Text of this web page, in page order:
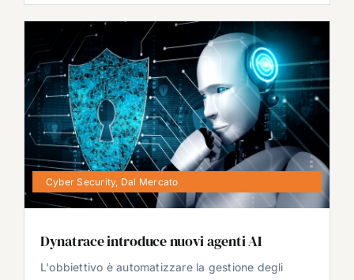
Cyber Security, Dal Mercato
Dynatrace introduce nuovi agenti AI
L'obbiettivo è automatizzare la gestione degli